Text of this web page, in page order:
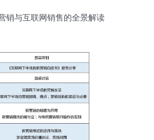
销与互联网销售的全景解读